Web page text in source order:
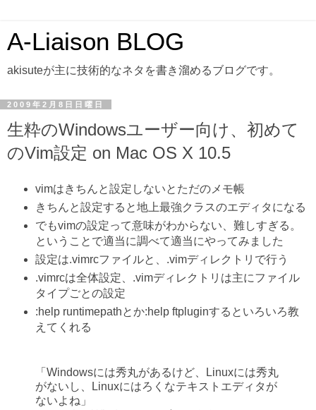
A-Liaison BLOG
akisuteが主に技術的なネタを書き溜めるブログです。
2009年2月8日日曜日
生粋のWindowsユーザー向け、初めて
のVim設定 on Mac OS X 10.5
vimはきちんと設定しないとただのメモ帳
きちんと設定すると地上最強クラスのエディタになる
でもvimの設定って意味がわからない、難しすぎる。
ということで適当に調べて適当にやってみました
設定は.vimrcファイルと、.vimディレクトリで行う
.vimrcは全体設定、.vimディレクトリは主にファイル
タイプごとの設定
:help runtimepathとか:help ftpluginするといろいろ教
えてくれる
「Windowsには秀丸があるけど、Linuxには秀丸
がないし、Linuxにはろくなテキストエディタが
ないよね」